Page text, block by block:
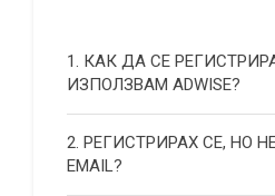
1. КАК ДА СЕ
ИЗПОЛЗВАМ ADWISE?
2. РЕГИСТРИРАХ СЕ, НО
EMAIL?